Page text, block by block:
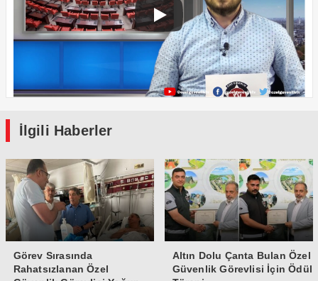
İlgili Haberler
Görev Sırasında
Rahatsızlanan Özel
Altın Dolu Çanta Bulan Özel
Güvenlik Görevlisi İçin Ödül